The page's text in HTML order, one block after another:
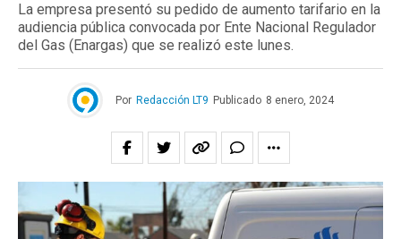
La empresa presentó su pedido de aumento tarifario en la
audiencia pública convocada por Ente Nacional Regulador
del Gas (Enargas) que se realizó este lunes.
Por Redacción LT9 Publicado 8 enero, 2024